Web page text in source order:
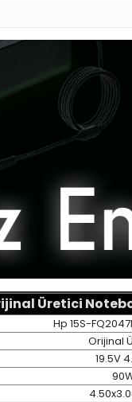
Üretici
Hp 15S-
Orijinal
19.5V